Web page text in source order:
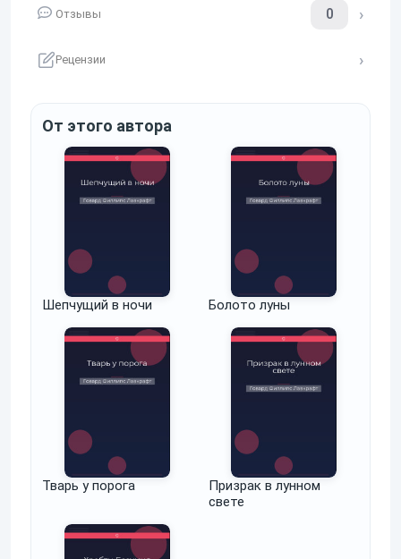
Отзывы 0
Рецензии
От этого автора
Шепчущий в ночи Болото луны
Тварь у порога
Призрак в лунном
свете